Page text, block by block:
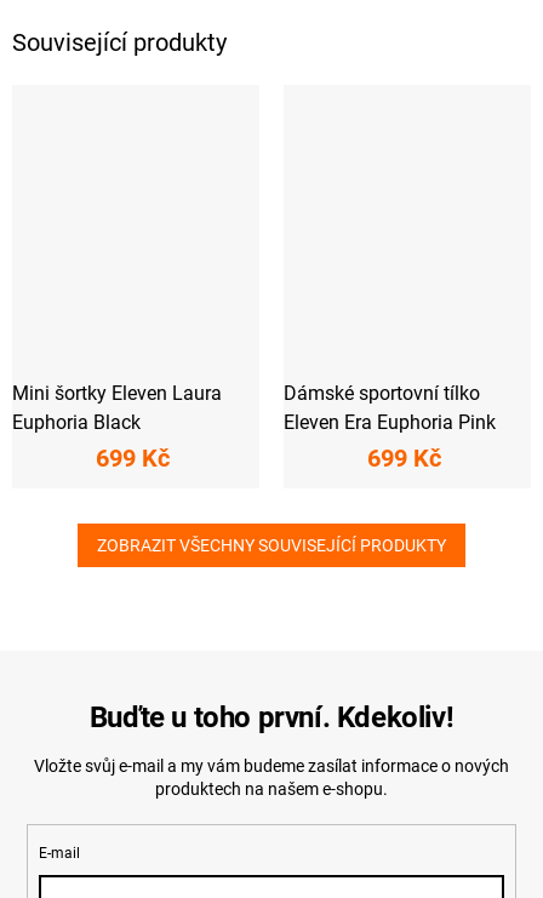
Související produkty
Mini šortky Eleven Laura
Euphoria Black
699 Kč
Dámské sportovní tílko
Eleven Era Euphoria Pink
699 Kč
ZOBRAZIT VŠECHNY SOUVISEJÍCÍ PRODUKTY
Buďte u toho první. Kdekoliv!
Vložte svůj e-mail a my vám budeme zasílat informace o nových
produktech na našem e-shopu.
E-mail